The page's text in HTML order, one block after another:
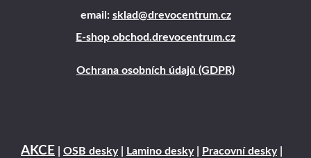
email: sklad@drevocentrum.cz
E-shop obchod.drevocentrum.cz
Ochrana osobních údajů (GDPR)
AKCE OSB desky| Lamino desky| Pracovní desky|